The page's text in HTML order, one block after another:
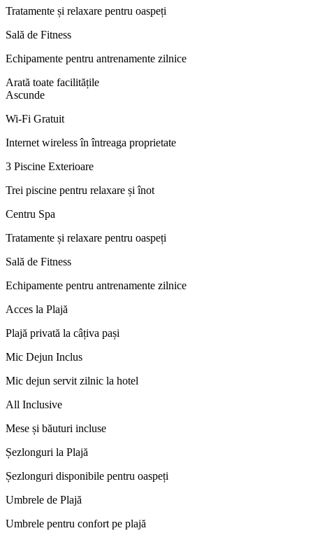
Tratamente și relaxare pentru oaspeți
Sală de Fitness
Echipamente pentru antrenamente zilnice
Arată toate facilitățile
Ascunde
Wi-Fi Gratuit
Internet wireless în întreaga proprietate
3 Piscine Exterioare
Trei piscine pentru relaxare și înot
Centru Spa
Tratamente și relaxare pentru oaspeți
Sală de Fitness
Echipamente pentru antrenamente zilnice
Acces la Plajă
Plajă privată la câțiva pași
Mic Dejun Inclus
Mic dejun servit zilnic la hotel
All Inclusive
Mese și băuturi incluse
Șezlonguri la Plajă
Șezlonguri disponibile pentru oaspeți
Umbrele de Plajă
Umbrele pentru confort pe plajă